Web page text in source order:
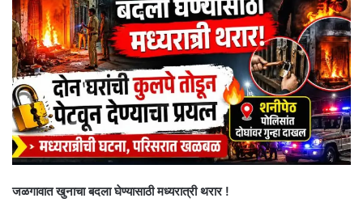
जळगावात खुनाचा बदला घेण्यासाठी मध्यरात्री थरार !